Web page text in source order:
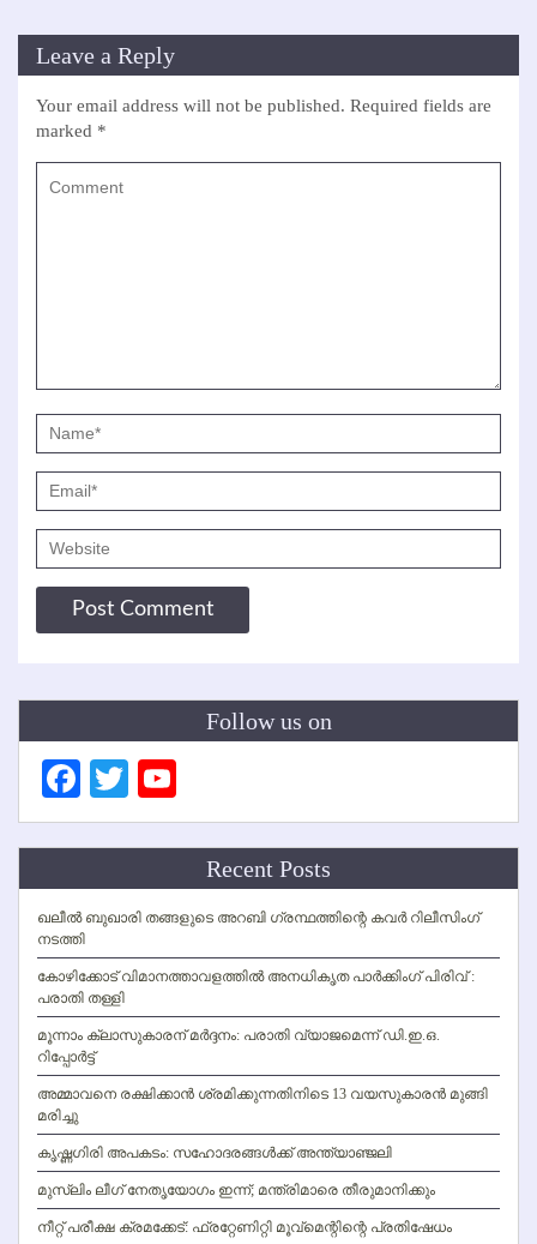
Leave a Reply
Your email address will not be published. Required fields are
marked *
Follow us on
Facebook
Twitter
Channel
Recent Posts
ഖലീല്‍ ബുഖാരി തങ്ങളുടെ അറബി ഗ്രന്ഥത്തിന്റെ കവര്‍ റിലീസിംഗ്
നടത്തി
കോഴിക്കോട് വിമാനത്താവളത്തില്‍ അനധികൃത പാര്‍ക്കിംഗ് പിരിവ് :
പരാതി തള്ളി
മൂന്നാം ക്ലാസുകാരന് മര്‍ദ്ദനം: പരാതി വ്യാജമെന്ന് ഡി.ഇ.ഒ.
റിപ്പോര്‍ട്ട്
അമ്മാവനെ രക്ഷിക്കാന്‍ ശ്രമിക്കുന്നതിനിടെ 13 വയസുകാരന്‍ മുങ്ങി
മരിച്ചു
കൃഷ്ണഗിരി അപകടം: സഹോദരങ്ങള്‍ക്ക് അന്ത്യാഞ്ജലി
മുസ്ലിം ലീഗ് നേതൃയോഗം ഇന്ന്; മന്ത്രിമാരെ തീരുമാനിക്കും
നീറ്റ് പരീക്ഷ ക്രമക്കേട്: ഫ്രറ്റേണിറ്റി മൂവ്‌മെന്റിന്റെ പ്രതിഷേധം